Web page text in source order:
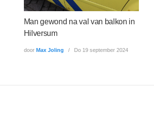
Man gewond na val van balkon in
Hilversum
door Max Joling Do 19 september 2024